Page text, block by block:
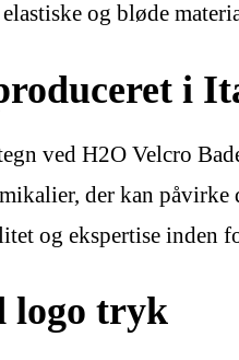
og bløde
i
ved H2O Velcro
der kan
og ekspertise inden
logo tryk